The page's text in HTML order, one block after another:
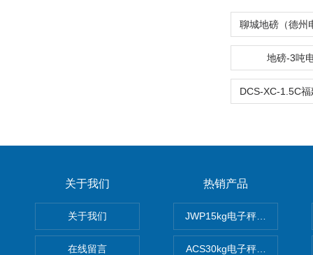
地磅-3吨
关于我们
关于我们
在线留言
热销产品
JWP15kg电子秤价格,15公
ACS30kg电子秤价格,30公